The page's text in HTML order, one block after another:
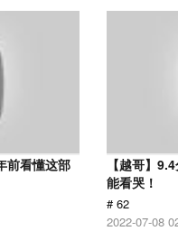
前看懂这部
【越哥】
能看哭！
# 62
2022-07-08